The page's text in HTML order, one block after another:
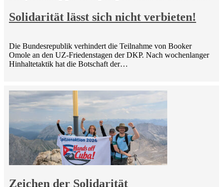
Solidarität lässt sich nicht verbieten!
Die Bundesrepublik verhindert die Teilnahme von Booker
Omole an den UZ-Friedenstagen der DKP. Nach wochenlanger
Hinhaltetaktik hat die Botschaft der…
Zeichen der Solidarität